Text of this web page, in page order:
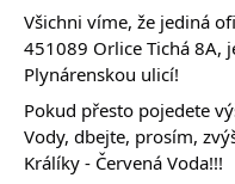
Všichni víme, že jediná
451089 Orlice Tichá 8A,
Plynárenskou ulicí!
Pokud přesto pojedete
Vody, dbejte, prosím,
Králíky - Červená Voda!!!